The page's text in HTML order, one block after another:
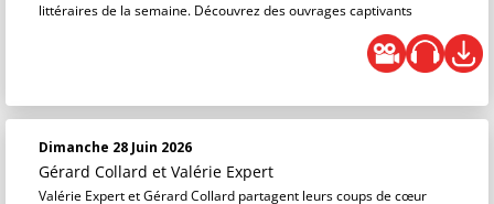
littéraires de la semaine. Découvrez des ouvrages captivants
Dimanche 28 Juin 2026
Gérard Collard et Valérie Expert
Valérie Expert et Gérard Collard partagent leurs coups de cœur